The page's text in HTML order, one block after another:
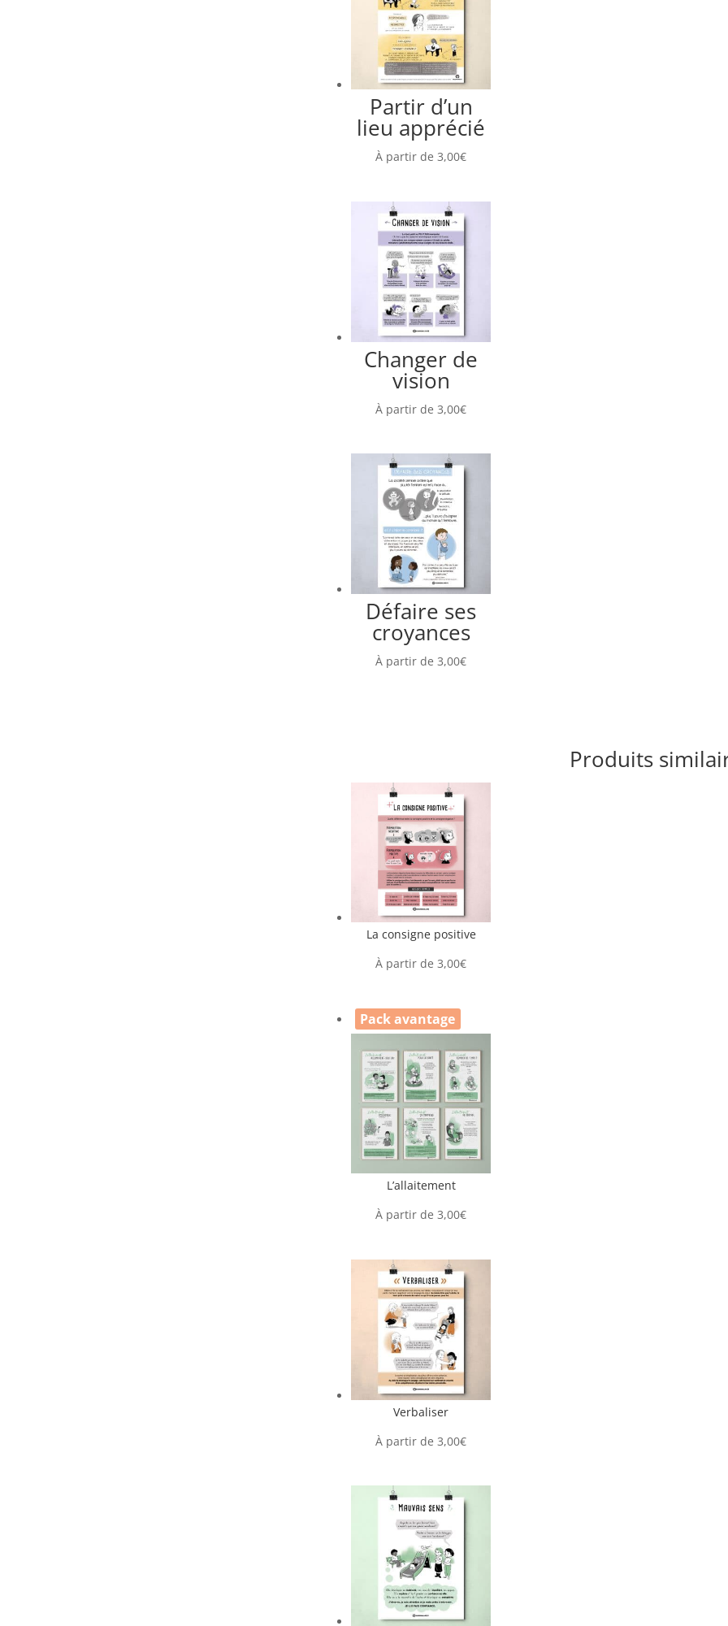
Partir d’un
lieu apprécié
À partir de3,00€
Changer de
vision
À partir de3,00€
Défaire ses
croyances
À partir de3,00€
Produits
La consigne positive
À partir de3,00€
Pack avantage
L’allaitement
À partir de3,00€
Verbaliser
À partir de3,00€